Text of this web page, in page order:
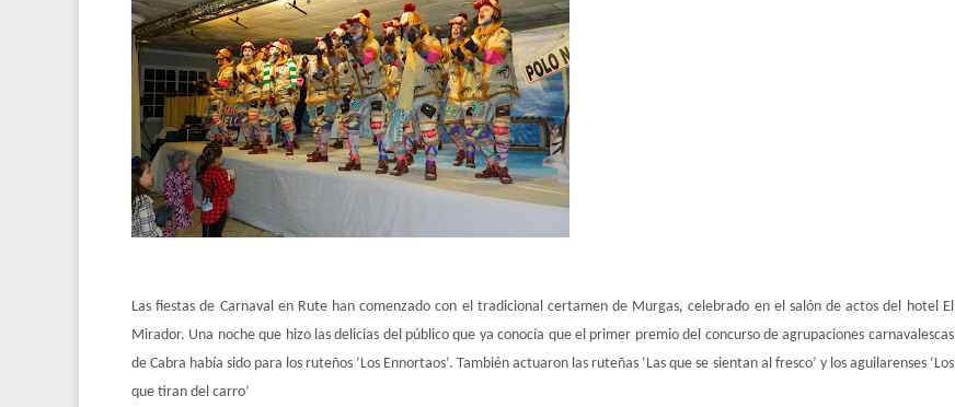
Las fiestas de Carnaval en Rute han comenzado con el tradicional certamen de Murgas, celebrado en el salón de actos del hotel El
Mirador. Una noche que hizo las delicias del público que ya conocía que el primer premio del concurso de agrupaciones carnavalescas
de Cabra había sido para los ruteños ‘Los Ennortaos’. También actuaron las ruteñas ‘Las que se sientan al fresco’ y los aguilarenses ‘Los
que tiran del carro’